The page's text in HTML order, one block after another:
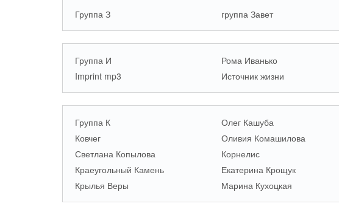
Группа З группа Завет
Группа И Рома Иванько
Imprint mp3
Источник жизни
Группа К Олег Кашуба
Ковчег
Оливия Комашилова
Светлана Копылова
Корнелис
Краеугольный Камень
Екатерина Крощук
Крылья Веры
Марина Кухоцкая